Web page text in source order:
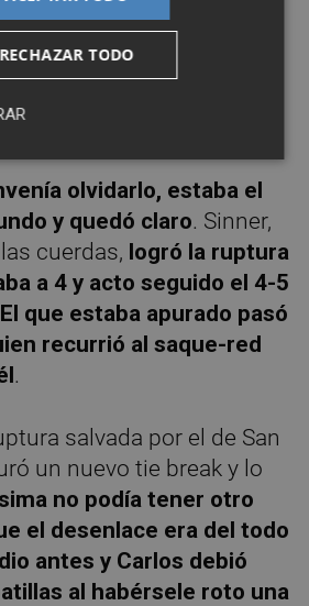
todo caso, quedándose su
para ser campeón y es lo
olvidarlo, estaba el
y quedó claro. Sinner,
cuerdas, logró la ruptura
a 4 y acto seguido el 4-5
El que estaba apurado pasó
recurrió al saque-red
.
salvada por el de San
un nuevo tie break y lo
no podía tener otro
el desenlace era del todo
antes y Carlos debió
al habérsele roto una
RECHAZAR TODO